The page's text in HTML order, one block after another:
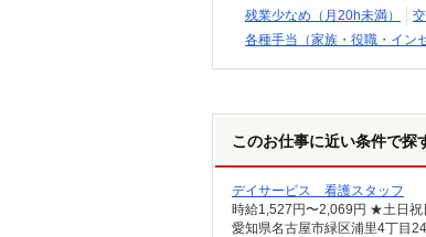
残業少なめ（月20h未満）
各種手当（家族・役職・イン
このお仕事に近い条件で探
デイサービス 看護スタッフ
時給1,527円〜2,069円 ★土日
愛知県名古屋市緑区浦里4丁目